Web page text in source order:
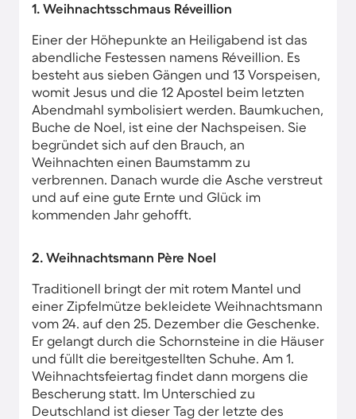
1. Weihnachtsschmaus Réveillion
Einer der Höhepunkte an Heiligabend ist das
abendliche Festessen namens Réveillion. Es
besteht aus sieben Gängen und 13 Vorspeisen,
womit Jesus und die 12 Apostel beim letzten
Abendmahl symbolisiert werden. Baumkuchen,
Buche de Noel, ist eine der Nachspeisen. Sie
begründet sich auf den Brauch, an
Weihnachten einen Baumstamm zu
verbrennen. Danach wurde die Asche verstreut
und auf eine gute Ernte und Glück im
kommenden Jahr gehofft.
2. Weihnachtsmann Père Noel
Traditionell bringt der mit rotem Mantel und
einer Zipfelmütze bekleidete Weihnachtsmann
vom 24. auf den 25. Dezember die Geschenke.
Er gelangt durch die Schornsteine in die Häuser
und füllt die bereitgestellten Schuhe. Am 1.
Weihnachtsfeiertag findet dann morgens die
Bescherung statt. Im Unterschied zu
Deutschland ist dieser Tag der letzte des